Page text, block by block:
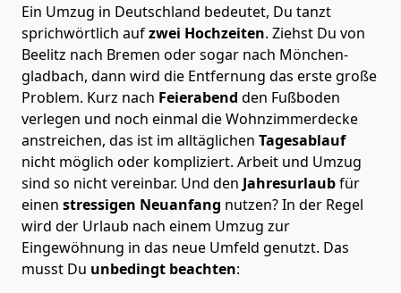
Ein Umzug in Deutschland bedeutet, Du tanzt
sprichwörtlich aufzwei Hochzeiten. Ziehst Du von
Beelitz nach Bremen oder sogar nach Mönchen­
gladbach, dann wird die Entfernung das erste große
Problem. Kurz nach Feierabend den Fußboden
verlegen und noch einmal die Wohnzimmerdecke
anstreichen, das ist im alltäglichen Tagesablauf
nicht möglich oder kompliziert. Arbeit und Umzug
sind so nicht vereinbar. Und den Jahresurlaubfür
einen stressigen Neuanfang nutzen? In der Regel
wird der Urlaub nach einem Umzug zur
Eingewöhnung in das neue Umfeld genutzt. Das
musst Du unbedingt beachten: